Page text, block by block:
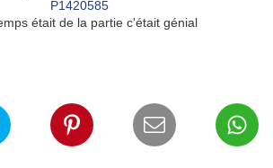
était de la partie c'était génial